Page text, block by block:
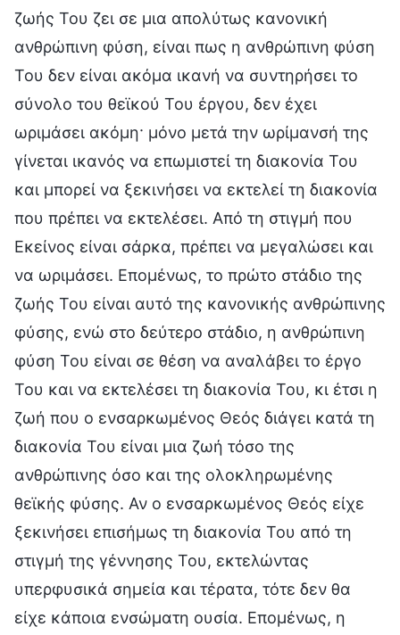
ζωής Του ζει σε μια απολύτως κανονική
ανθρώπινη φύση, είναι πως η ανθρώπινη φύση
Του δεν είναι ακόμα ικανή να συντηρήσει το
σύνολο του θεϊκού Του έργου, δεν έχει
ωριμάσει ακόμη· μόνο μετά την ωρίμανσή της
γίνεται ικανός να επωμιστεί τη διακονία Του
και μπορεί να ξεκινήσει να εκτελεί τη διακονία
που πρέπει να εκτελέσει. Από τη στιγμή που
Εκείνος είναι σάρκα, πρέπει να μεγαλώσει και
να ωριμάσει. Επομένως, το πρώτο στάδιο της
ζωής Του είναι αυτό της κανονικής ανθρώπινης
φύσης, ενώ στο δεύτερο στάδιο, η ανθρώπινη
φύση Του είναι σε θέση να αναλάβει το έργο
Του και να εκτελέσει τη διακονία Του, κι έτσι η
ζωή που ο ενσαρκωμένος Θεός διάγει κατά τη
διακονία Του είναι μια ζωή τόσο της
ανθρώπινης όσο και της ολοκληρωμένης
θεϊκής φύσης. Αν ο ενσαρκωμένος Θεός είχε
ξεκινήσει επισήμως τη διακονία Του από τη
στιγμή της γέννησης Του, εκτελώντας
υπερφυσικά σημεία και τέρατα, τότε δεν θα
είχε κάποια ενσώματη ουσία. Επομένως, η